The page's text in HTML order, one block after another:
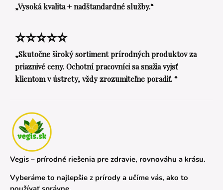
„Vysoká kvalita + nadštandardné služby.“
⭐⭐⭐⭐⭐
„Skutočne široký sortiment prírodných produktov za
priaznivé ceny. Ochotní pracovníci sa snažia vyjsť
klientom v ústrety, vždy zrozumiteľne poradiť. “
Vegis – prírodné riešenia pre zdravie, rovnováhu a krásu.
Vyberáme to najlepšie z prírody a učíme vás, ako to